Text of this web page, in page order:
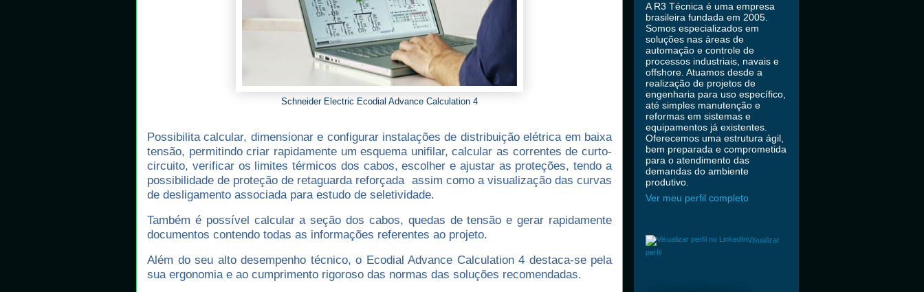
Schneider Electric Ecodial Advance Calculation 4
Possibilita calcular, dimensionar e configurar instalações de distribuição elétrica em baixa
tensão, permitindo criar rapidamente um esquema unifilar, calcular as correntes de curto-
circuito, verificar os limites térmicos dos cabos, escolher e ajustar as proteções, tendo a
possibilidade de proteção de retaguarda reforçada assim como a visualização das curvas
de desligamento associada para estudo de seletividade.
Também é possível calcular a seção dos cabos, quedas de tensão e gerar rapidamente
documentos contendo todas as informações referentes ao projeto.
Além do seu alto desempenho técnico, o Ecodial Advance Calculation 4 destaca-se pela
sua ergonomia e ao cumprimento rigoroso das normas das soluções recomendadas.
A R3 Técnica é uma empresa
brasileira fundada em 2005.
Somos especializados em
soluções nas áreas de
automação e controle de
processos industriais, navais e
offshore. Atuamos desde a
realização de projetos de
engenharia para uso específico,
até simples manutenção e
reformas em sistemas e
equipamentos já existentes.
Oferecemos uma estrutura ágil,
bem preparada e comprometida
para o atendimento das
demandas do ambiente
produtivo.
Ver meu perfil completo
Visualizar
perfil